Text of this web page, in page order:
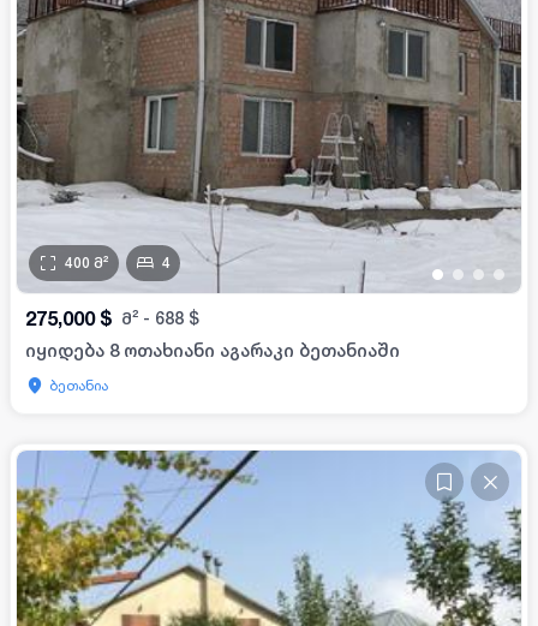
• • • •
400 მ² 4
275,000 $ მ² - 688 $
იყიდება 8 ოთახიანი აგარაკი ბეთანიაში
ბეთანია